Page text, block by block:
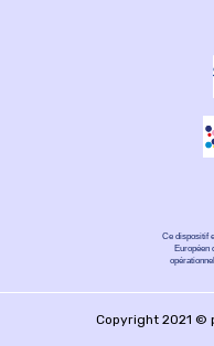
Ce dispositif
Européen
Copyright 2021 ©